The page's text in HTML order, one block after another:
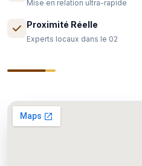
Mise en relation ultra-rapide
Proximité Réelle
Experts locaux dans le 02